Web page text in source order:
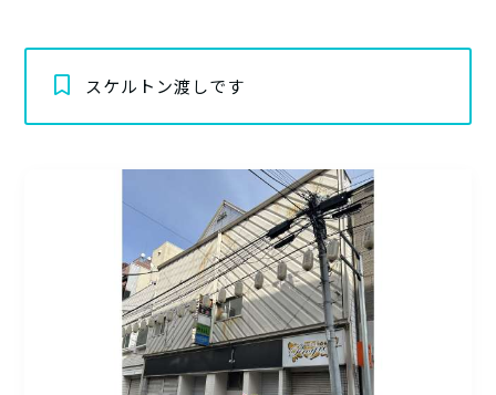
スケルトン渡しです